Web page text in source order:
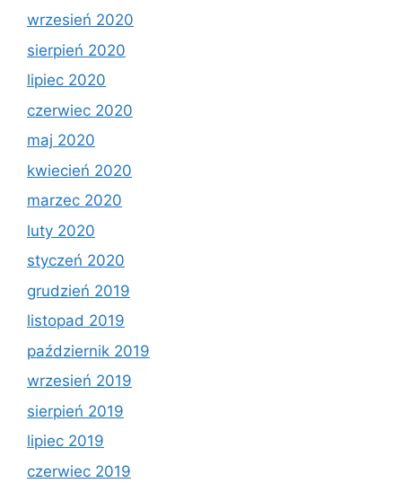
wrzesień 2020
sierpień 2020
lipiec 2020
czerwiec 2020
maj 2020
kwiecień 2020
marzec 2020
luty 2020
styczeń 2020
grudzień 2019
listopad 2019
październik 2019
wrzesień 2019
sierpień 2019
lipiec 2019
czerwiec 2019